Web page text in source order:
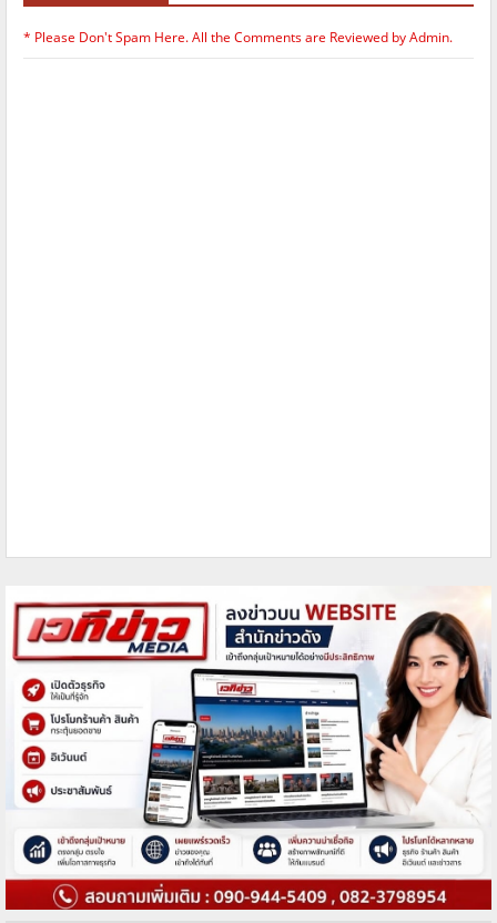
* Please Don't Spam Here. All the Comments are Reviewed by Admin.